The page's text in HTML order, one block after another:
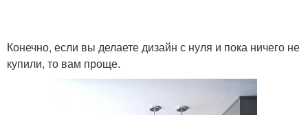
Конечно, если вы делаете дизайн с нуля и пока ничего не
купили, то вам проще.